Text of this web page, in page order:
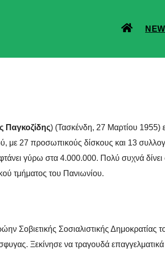
Παγκοζίδης) (Τασκένδη, 27 Μαρτίου 1955)
με 27 προσωπικούς δίσκους και 13
γύρω στα 4.000.000. Πολύ συχνά δίνει
τμήματος του Πανιωνίου.
Σοβιετικής Σοσιαλιστικής Δημοκρατίας
Ξεκίνησε να τραγουδά επαγγελματικά